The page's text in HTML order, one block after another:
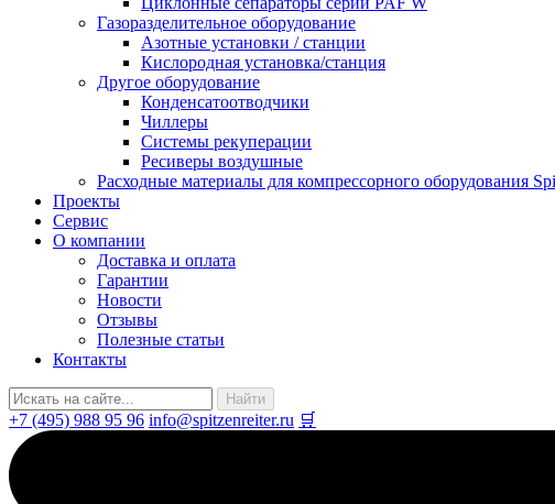
Газоразделительное оборудование
Азотные установки / станции
Кислородная установка/станция
Другое оборудование
Конденсатоотводчики
Чиллеры
Системы рекуперации
Ресиверы воздушные
Расходные материалы для компрессорного оборудования
Проекты
Сервис
О компании
Доставка и оплата
Гарантии
Новости
Отзывы
Полезные статьи
Контакты
+7 (495) 988 95 96 info@spitzenreiter.ru 🛒